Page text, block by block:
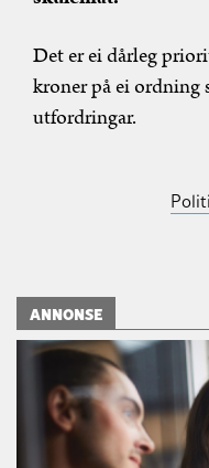
Det er ei dårleg
kroner på ei ordning
utfordringar.
ANNONSE